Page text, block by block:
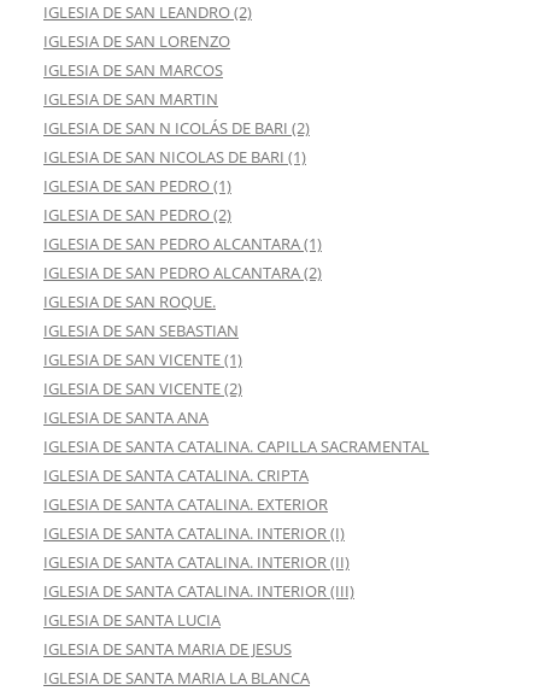
IGLESIA DE SAN LEANDRO (2)
IGLESIA DE SAN LORENZO
IGLESIA DE SAN MARCOS
IGLESIA DE SAN MARTIN
IGLESIA DE SAN N ICOLÁS DE BARI (2)
IGLESIA DE SAN NICOLAS DE BARI (1)
IGLESIA DE SAN PEDRO (1)
IGLESIA DE SAN PEDRO (2)
IGLESIA DE SAN PEDRO ALCANTARA (1)
IGLESIA DE SAN PEDRO ALCANTARA (2)
IGLESIA DE SAN ROQUE.
IGLESIA DE SAN SEBASTIAN
IGLESIA DE SAN VICENTE (1)
IGLESIA DE SAN VICENTE (2)
IGLESIA DE SANTA ANA
IGLESIA DE SANTA CATALINA. CAPILLA SACRAMENTAL
IGLESIA DE SANTA CATALINA. CRIPTA
IGLESIA DE SANTA CATALINA. EXTERIOR
IGLESIA DE SANTA CATALINA. INTERIOR (I)
IGLESIA DE SANTA CATALINA. INTERIOR (II)
IGLESIA DE SANTA CATALINA. INTERIOR (III)
IGLESIA DE SANTA LUCIA
IGLESIA DE SANTA MARIA DE JESUS
IGLESIA DE SANTA MARIA LA BLANCA